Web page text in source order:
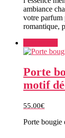
ambiance
votre parfum
romantique,
Porte
motif
55.00€
Porte bougie